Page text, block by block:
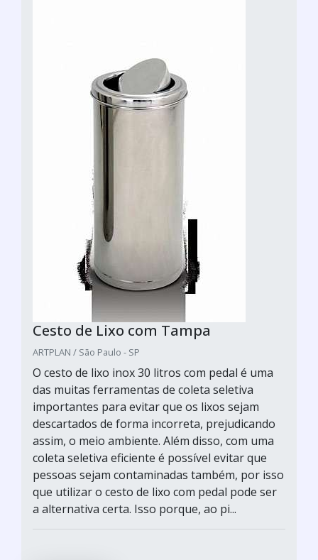
Cesto de Lixo com Tampa
ARTPLAN / São Paulo - SP
O cesto de lixo inox 30 litros com pedal é uma
das muitas ferramentas de coleta seletiva
importantes para evitar que os lixos sejam
descartados de forma incorreta, prejudicando
assim, o meio ambiente. Além disso, com uma
coleta seletiva eficiente é possível evitar que
pessoas sejam contaminadas também, por isso
que utilizar o cesto de lixo com pedal pode ser
a alternativa certa. Isso porque, ao pi...